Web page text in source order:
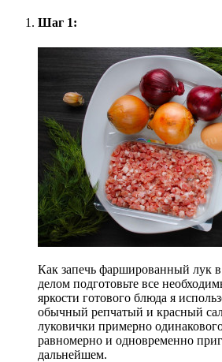
Шаг 1:
Как запечь фаршированный лук
делом подготовьте все
яркости готового блюда я
обычный репчатый и красный
луковички примерно
равномерно и одновременно
дальнейшем.